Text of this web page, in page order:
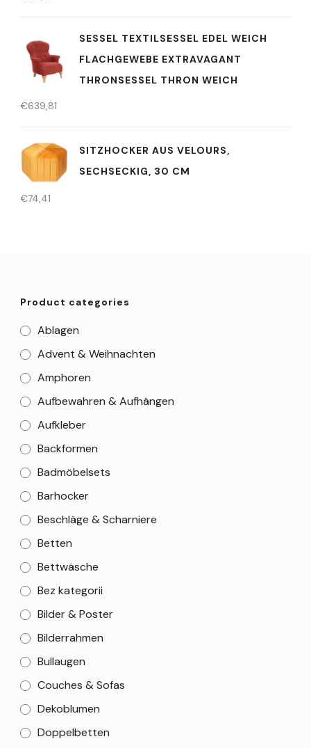
SESSEL TEXTILSESSEL EDEL WEICH
FLACHGEWEBE EXTRAVAGANT
THRONSESSEL THRON WEICH
€639,81
SITZHOCKER AUS VELOURS,
SECHSECKIG, 30 CM
€74,41
Product categories
Ablagen
Advent & Weihnachten
Amphoren
Aufbewahren & Aufhängen
Aufkleber
Backformen
Badmöbelsets
Barhocker
Beschläge & Scharniere
Betten
Bettwäsche
Bez kategorii
Bilder & Poster
Bilderrahmen
Bullaugen
Couches & Sofas
Dekoblumen
Doppelbetten